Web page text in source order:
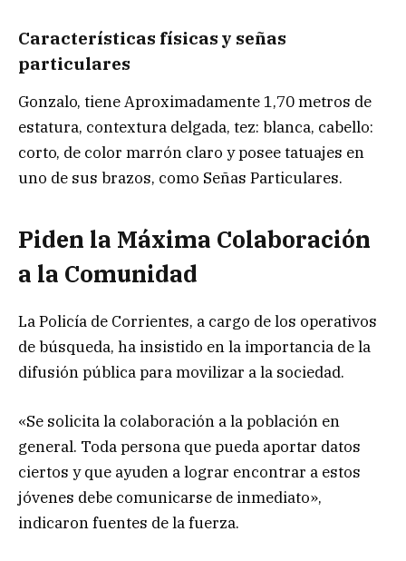
Características físicas y señas
particulares
Gonzalo, tiene Aproximadamente 1,70 metros de
estatura, contextura delgada, tez: blanca, cabello:
corto, de color marrón claro y posee tatuajes en
uno de sus brazos, como Señas Particulares.
Piden la Máxima Colaboración
a la Comunidad
La Policía de Corrientes, a cargo de los operativos
de búsqueda, ha insistido en la importancia de la
difusión pública para movilizar a la sociedad.
«Se solicita la colaboración a la población en
general. Toda persona que pueda aportar datos
ciertos y que ayuden a lograr encontrar a estos
jóvenes debe comunicarse de inmediato»,
indicaron fuentes de la fuerza.